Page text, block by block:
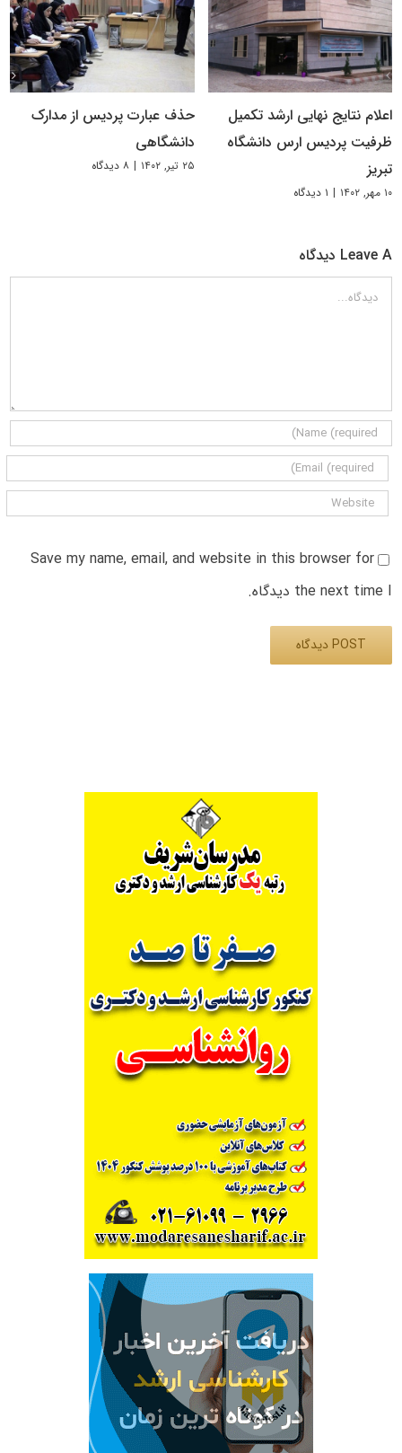
اعلام نتایج نهایی ارشد تکمیل
ظرفیت پردیس ارس دانشگاه
تبریز
۱۰ مهر, ۱۴۰۲ | ۱ دیدگاه
حذف عبارت پردیس از مدارک
دانشگاهی
۲۵ تیر, ۱۴۰۲ | ۸ دیدگاه
Leave A دیدگاه
دیدگاه
Save my name, email, and website in this browser for
the next time I دیدگاه.